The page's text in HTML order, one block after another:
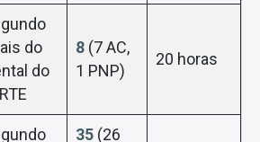
do
do
8 (7 AC,
1 PNP)
20 horas
35 (26